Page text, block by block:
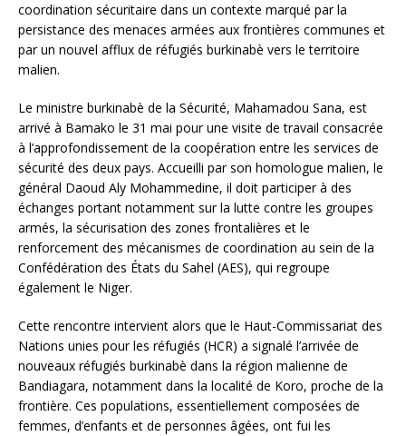
coordination sécuritaire dans un contexte marqué par la
persistance des menaces armées aux frontières communes et
par un nouvel afflux de réfugiés burkinabè vers le territoire
malien.
Le ministre burkinabè de la Sécurité, Mahamadou Sana, est
arrivé à Bamako le 31 mai pour une visite de travail consacrée
à l’approfondissement de la coopération entre les services de
sécurité des deux pays. Accueilli par son homologue malien, le
général Daoud Aly Mohammedine, il doit participer à des
échanges portant notamment sur la lutte contre les groupes
armés, la sécurisation des zones frontalières et le
renforcement des mécanismes de coordination au sein de la
Confédération des États du Sahel (AES), qui regroupe
également le Niger.
Cette rencontre intervient alors que le Haut-Commissariat des
Nations unies pour les réfugiés (HCR) a signalé l’arrivée de
nouveaux réfugiés burkinabè dans la région malienne de
Bandiagara, notamment dans la localité de Koro, proche de la
frontière. Ces populations, essentiellement composées de
femmes, d’enfants et de personnes âgées, ont fui les